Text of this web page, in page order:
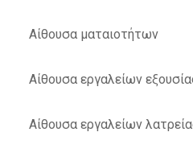
Αίθουσα ματαιοτήτων
Αίθουσα εργαλείων
Αίθουσα εργαλείων